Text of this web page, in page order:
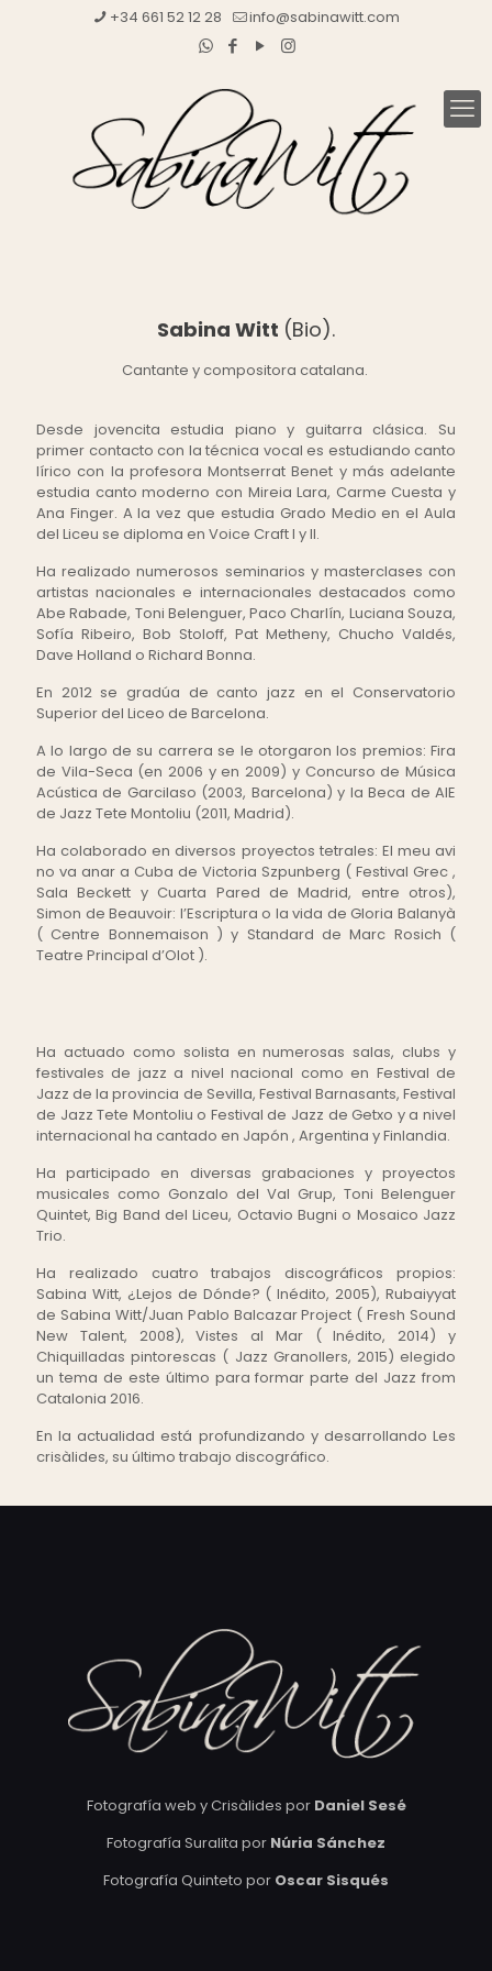
+34 661 52 12 28 info@sabinawitt.com
Sabina Witt (Bio).
Cantante y compositora catalana.
Desde jovencita estudia piano y guitarra clásica. Su
primer contacto con la técnica vocal es estudiando canto
lírico con la profesora Montserrat Benet y más adelante
estudia canto moderno con Mireia Lara, Carme Cuesta y
Ana Finger. A la vez que estudia Grado Medio en el Aula
del Liceu se diploma en Voice Craft I y II.
Ha realizado numerosos seminarios y masterclases con
artistas nacionales e internacionales destacados como
Abe Rabade, Toni Belenguer, Paco Charlín, Luciana Souza,
Sofía Ribeiro, Bob Stoloff, Pat Metheny, Chucho Valdés,
Dave Holland o Richard Bonna.
En 2012 se gradúa de canto jazz en el Conservatorio
Superior del Liceo de Barcelona.
A lo largo de su carrera se le otorgaron los premios: Fira
de Vila-Seca (en 2006 y en 2009) y Concurso de Música
Acústica de Garcilaso (2003, Barcelona) y la Beca de AIE
de Jazz Tete Montoliu (2011, Madrid).
Ha colaborado en diversos proyectos tetrales: El meu avi
no va anar a Cuba de Victoria Szpunberg ( Festival Grec ,
Sala Beckett y Cuarta Pared de Madrid, entre otros),
Simon de Beauvoir: l’Escriptura o la vida de Gloria Balanyà
( Centre Bonnemaison ) y Standard de Marc Rosich (
Teatre Principal d’Olot ).
Ha actuado como solista en numerosas salas, clubs y
festivales de jazz a nivel nacional como en Festival de
Jazz de la provincia de Sevilla, Festival Barnasants, Festival
de Jazz Tete Montoliu o Festival de Jazz de Getxo y a nivel
internacional ha cantado en Japón , Argentina y Finlandia.
Ha participado en diversas grabaciones y proyectos
musicales como Gonzalo del Val Grup, Toni Belenguer
Quintet, Big Band del Liceu, Octavio Bugni o Mosaico Jazz
Trio.
Ha realizado cuatro trabajos discográficos propios:
Sabina Witt, ¿Lejos de Dónde? ( Inédito, 2005), Rubaiyyat
de Sabina Witt/Juan Pablo Balcazar Project ( Fresh Sound
New Talent, 2008), Vistes al Mar ( Inédito, 2014) y
Chiquilladas pintorescas ( Jazz Granollers, 2015) elegido
un tema de este último para formar parte del Jazz from
Catalonia 2016.
En la actualidad está profundizando y desarrollando Les
crisàlides, su último trabajo discográfico.
Fotografía web y Crisàlides por Daniel Sesé
Fotografía Suralita por Núria Sánchez
Fotografía Quinteto por Oscar Sisqués